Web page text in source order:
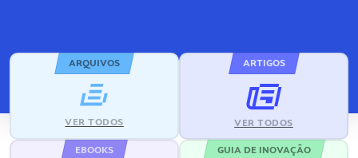
ARQUIVOS
VER TODOS
ARTIGOS
VER TODOS
EBOOKS GUIA DE INOVAÇÃO